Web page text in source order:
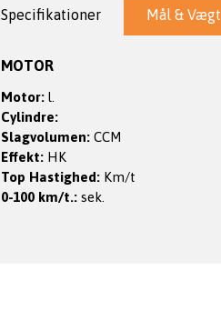
Specifikationer Mål & Vægt
MOTOR
Motor: l.
Cylindre:
Slagvolumen: CCM
Effekt: HK
Top Hastighed: Km/t
0-100 km/t.: sek.